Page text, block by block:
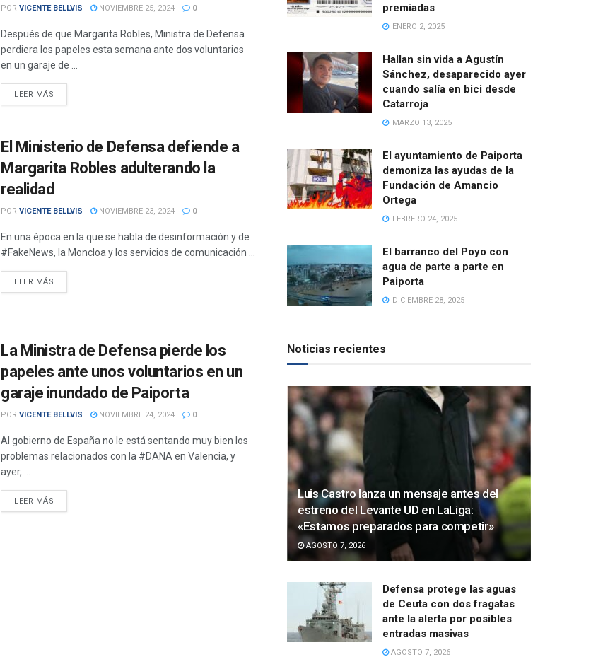
POR VICENTE BELLVIS NOVIEMBRE 25, 2024 0
Después de que Margarita Robles, Ministra de Defensa
perdiera los papeles esta semana ante dos voluntarios
en un garaje de ...
LEER MÁS
El Ministerio de Defensa defiende a
Margarita Robles adulterando la
realidad
POR VICENTE BELLVIS NOVIEMBRE 23, 2024 0
En una época en la que se habla de desinformación y de
#FakeNews, la Moncloa y los servicios de comunicación ...
LEER MÁS
La Ministra de Defensa pierde los
papeles ante unos voluntarios en un
garaje inundado de Paiporta
POR VICENTE BELLVIS NOVIEMBRE 24, 2024 0
Al gobierno de España no le está sentando muy bien los
problemas relacionados con la #DANA en Valencia, y
ayer, ...
LEER MÁS
premiadas
ENERO 2, 2025
Hallan sin vida a Agustín
Sánchez, desaparecido ayer
cuando salía en bici desde
Catarroja
MARZO 13, 2025
El ayuntamiento de Paiporta
demoniza las ayudas de la
Fundación de Amancio
Ortega
FEBRERO 24, 2025
El barranco del Poyo con
agua de parte a parte en
Paiporta
DICIEMBRE 28, 2025
Noticias recientes
Luis Castro lanza un mensaje antes del
estreno del Levante UD en LaLiga:
«Estamos preparados para competir»
AGOSTO 7, 2026
Defensa protege las aguas
de Ceuta con dos fragatas
ante la alerta por posibles
entradas masivas
AGOSTO 7, 2026